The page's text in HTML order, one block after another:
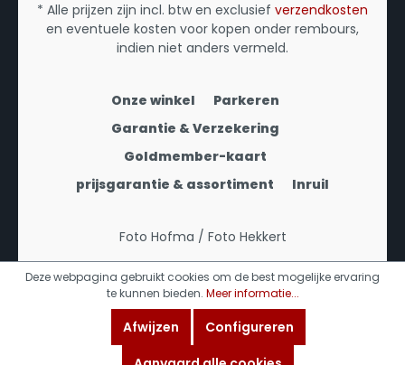
* Alle prijzen zijn incl. btw en exclusief verzendkosten
en eventuele kosten voor kopen onder rembours,
indien niet anders vermeld.
Onze winkel
Parkeren
Garantie & Verzekering
Goldmember-kaart
prijsgarantie & assortiment
Inruil
Foto Hofma / Foto Hekkert
Deze webpagina gebruikt cookies om de best mogelijke ervaring
te kunnen bieden. Meer informatie...
Afwijzen
Configureren